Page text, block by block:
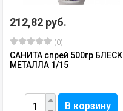
212,82 руб.
(0)
САНИТА спрей 500гр БЛЕСК
МЕТАЛЛА 1/15
В корзину